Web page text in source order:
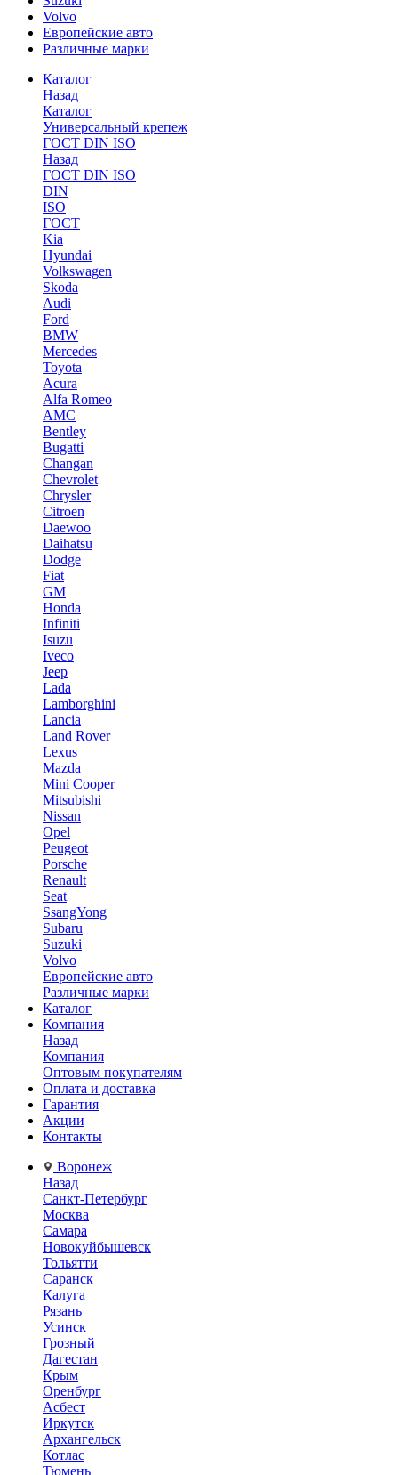
Volvo
Европейские авто
Различные марки
Каталог
Назад
Каталог
Универсальный крепеж
ГОСТ DIN ISO
Назад
ГОСТ DIN ISO
DIN
ISO
ГОСТ
Kia
Hyundai
Volkswagen
Skoda
Audi
Ford
BMW
Mercedes
Toyota
Acura
Alfa Romeo
AMC
Bentley
Bugatti
Changan
Chevrolet
Chrysler
Citroen
Daewoo
Daihatsu
Dodge
Fiat
GM
Honda
Infiniti
Isuzu
Iveco
Jeep
Lada
Lamborghini
Lancia
Land Rover
Lexus
Mazda
Mini Cooper
Mitsubishi
Nissan
Opel
Peugeot
Porsche
Renault
Seat
SsangYong
Subaru
Suzuki
Volvo
Европейские авто
Различные марки
Каталог
Компания
Назад
Компания
Оптовым покупателям
Оплата и доставка
Гарантия
Акции
Контакты
Воронеж
Назад
Санкт-Петербург
Москва
Самара
Новокуйбышевск
Тольятти
Саранск
Калуга
Рязань
Усинск
Грозный
Дагестан
Крым
Оренбург
Асбест
Иркутск
Архангельск
Котлас
Тюмень